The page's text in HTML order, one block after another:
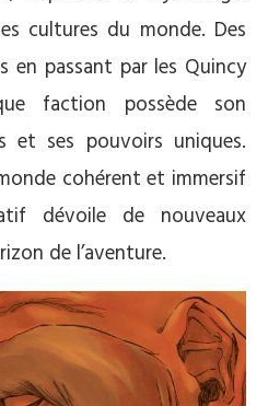
cultures du monde. Des
en passant par les Quincy
faction possède son
et ses pouvoirs uniques.
cohérent et immersif
dévoile de nouveaux
de l’aventure.